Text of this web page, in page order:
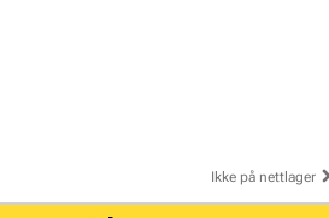
Ikke på nettlager